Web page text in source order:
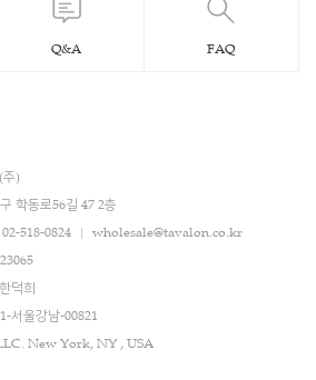
Q&A FAQ
주)
학동로56길 47 2층
518-0824
wholesale@tavalon.co.kr
덕희
서울강남-00821
New York, NY , USA